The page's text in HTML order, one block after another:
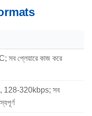
সব প্লেয়ারে কাজ করে
128-320kbps; সব